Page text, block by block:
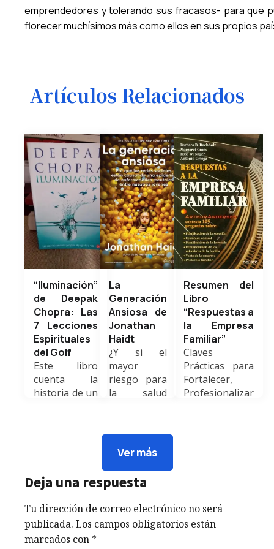
emprendedores y tolerando sus fracasos- para que
florecer muchísimos más como ellos en sus propios
Artículos Relacionados
“Iluminación”
de Deepak
Chopra: Las
7 Lecciones
Espirituales
del Golf
Este libro
cuenta la
historia de un
maestro de
golf. A...
Quezada
La
Generación
Ansiosa de
Jonathan
Haidt
¿Y si el
mayor
riesgo para
la salud
hijos
estuviera en
el celular
que tienen
en la mano…
nuestro? El
resumen del
Resumen del
Libro
“Respuestas a
la Empresa
Familiar”
Claves
Prácticas para
Fortalecer,
Profesionalizar
Margaret...
Weldyn
Ver más
Deja una respuesta
Tu dirección de correo electrónico no será
publicada. Los campos obligatorios están
marcados con *